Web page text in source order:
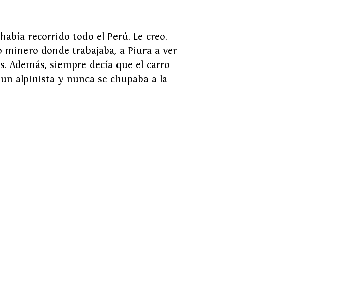
recorrido todo el Perú. Le creo.
minero donde trabajaba, a Piura a ver
Además, siempre decía que el carro
alpinista y nunca se chupaba a la